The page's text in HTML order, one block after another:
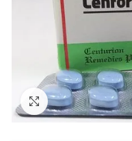
Click to enlarge